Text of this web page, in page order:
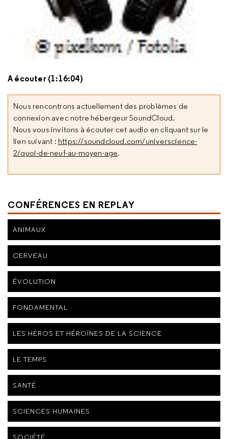
A écouter (1:16:04)
Nous rencontrons actuellement des problèmes de
connexion avec notre hébergeur SoundCloud.
Nous vous invitons à écouter cet audio en cliquant sur le
lien suivant : https://soundcloud.com/universcience-
2/quoi-de-neuf-au-moyen-age.
CONFÉRENCES EN REPLAY
ANIMAUX
CERVEAU
ÉVOLUTION
FONDAMENTAL
LES HÉROS ET HÉROÏNES DE LA SCIENCE
LE TEMPS
SANTÉ
SCIENCES HUMAINES
SOCIÉTÉ